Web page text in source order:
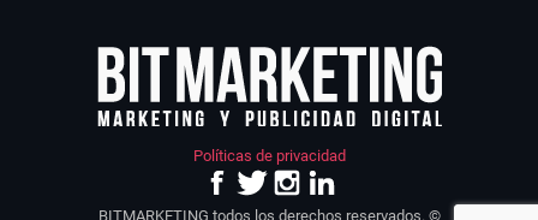
Políticas de privacidad
BITMARKETING todos los derechos reservados. ©